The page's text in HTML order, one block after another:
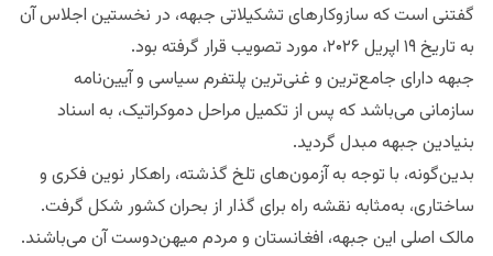
گفتنی است که سازوکارهای تشکیلاتی جبهه، در نخستین اجلاس آن
به تاریخ ۱۹ اپریل ۲۰۲۶، مورد تصویب قرار گرفته بود.
جبهه دارای جامع‌ترین و غنی‌ترین پلتفرم سیاسی و آیین‌نامه
سازمانی می‌باشد که پس از تکمیل مراحل دموکراتیک، به اسناد
بنیادین جبهه مبدل گردید.
بدین‌گونه، با توجه به آزمون‌های تلخ گذشته، راهکار نوین فکری و
ساختاری، به‌مثابه نقشه راه برای گذار از بحران کشور شکل گرفت.
مالک اصلی این جبهه، افغانستان و مردم میهن‌دوست آن می‌باشند.